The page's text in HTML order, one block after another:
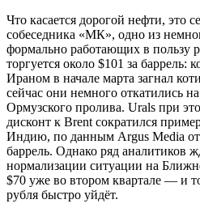
Что касается дорогой нефти, это
собеседника «МК», одно из
формально работающих в пользу
торгуется около $101 за
Ираном в начале марта загнал
сейчас они немного откатились
Ормузского пролива. Urals при
дисконт к Brent сократился
Индию, по данным Argus Media от
баррель. Однако ряд аналитиков
нормализации ситуации на
$70 уже во втором квартале — и
рубля быстро уйдёт.